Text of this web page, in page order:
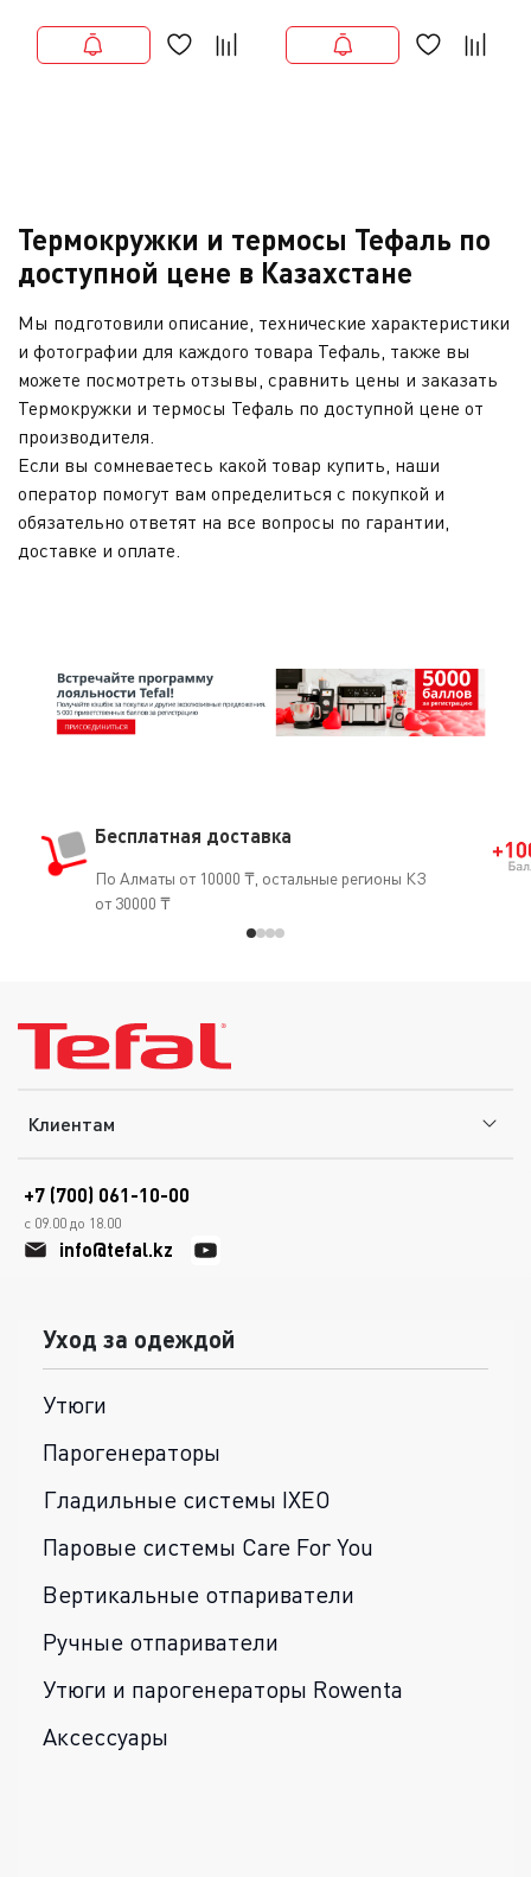
Термокружки и термосы Тефаль по
доступной цене в Казахстане
Мы подготовили описание, технические характеристики
и фотографии для каждого товара Тефаль, также вы
можете посмотреть отзывы, сравнить цены и заказать
Термокружки и термосы Тефаль по доступной цене от
производителя.
Если вы сомневаетесь какой товар купить, наши
оператор помогут вам определиться с покупкой и
обязательно ответят на все вопросы по гарантии,
доставке и оплате.
Бесплатная доставка
По Алматы от 10000 ₸, остальные регионы КЗ
от 30000 ₸
Клиентам
+7 (700) 061-10-00
с 09.00 до 18.00
info@tefal.kz
Уход за одеждой
Утюги
Парогенераторы
Гладильные системы IXEO
Паровые системы Care For You
Вертикальные отпариватели
Ручные отпариватели
Утюги и парогенераторы Rowenta
Аксессуары